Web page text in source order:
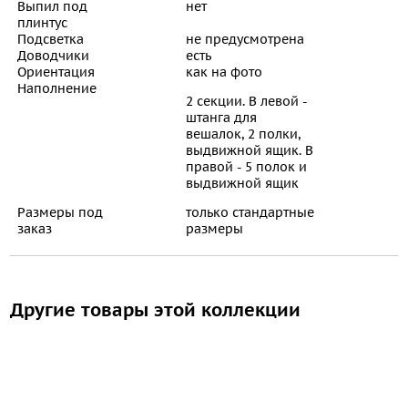
Выпил под
плинтус
нет
Подсветка
не предусмотрена
Доводчики
есть
Ориентация
как на фото
Наполнение
2 секции. В левой -
штанга для
вешалок, 2 полки,
выдвижной ящик. В
правой - 5 полок и
выдвижной ящик
Размеры под
заказ
только стандартные
размеры
Другие товары этой коллекции